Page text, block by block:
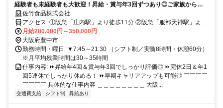
経験者も未経験者も大歓迎！昇給・賞与年3回ずつあり◎ご家族からも
喜ばれる充実の待遇・福利厚生◎
佐竹食品株式会社
アクセス: ①阪急「庄内駅」より徒歩11分 ②阪急「服部天神駅」より
徒歩12分
月給280,000円～350,000円
大阪府豊中市
勤務時間・曜日: ▼7:45～21:30 （シフト制／実働8時間・休憩60分）
※月平均残業時間は30～35時間
仕事内容: ⏩️昇給年4回＆賞与年3回でしっかり評価◎ ⏩️完休2日＆年1
回5連休でしっかり休める！ ⏩️️早期キャリアアップも可能◎ ￣￣￣￣
￣￣￣￣ 具体的な仕事内容 ＿＿＿＿＿＿＿＿ 大阪...
交通費支給 シフト制 昇給あり